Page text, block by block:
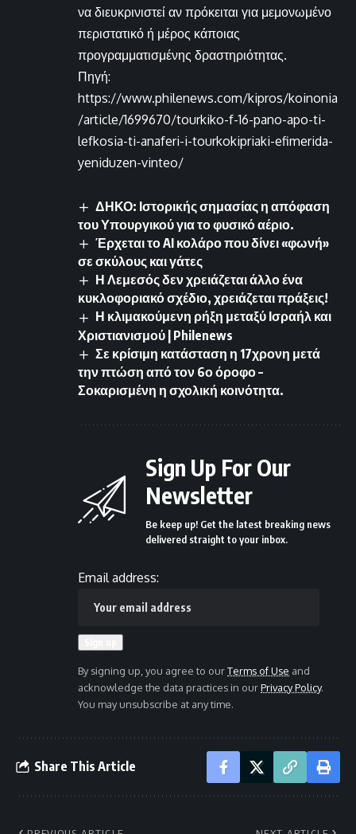
να διευκρινιστεί αν πρόκειται για μεμονωμένο
περιστατικό ή μέρος κάποιας
προγραμματισμένης δραστηριότητας.
Πηγή:
https://www.philenews.com/kipros/koinonia
/article/1699670/tourkiko-f-16-pano-apo-ti-
lefkosia-ti-anaferi-i-tourkokipriaki-efimerida-
yeniduzen-vinteo/
ΔΗΚΟ: Ιστορικής σημασίας η απόφαση
του Υπουργικού για το φυσικό αέριο.
Έρχεται το AI κολάρο που δίνει «φωνή»
σε σκύλους και γάτες
Η Λεμεσός δεν χρειάζεται άλλο ένα
κυκλοφοριακό σχέδιο, χρειάζεται πράξεις!
Η κλιμακούμενη ρήξη μεταξύ Ισραήλ και
Χριστιανισμού | Philenews
Σε κρίσιμη κατάσταση η 17χρονη μετά
την πτώση από τον 6ο όροφο –
Σοκαρισμένη η σχολική κοινότητα.
Sign Up For Our
Newsletter
Be keep up! Get the latest breaking news
delivered straight to your inbox.
Email address:
By signing up, you agree to ourTerms of Use and
acknowledge the data practices in ourPrivacy Policy.
You may unsubscribe at any time.
Share This Article